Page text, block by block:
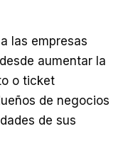
las empresas
aumentar la
o ticket
de negocios
de sus